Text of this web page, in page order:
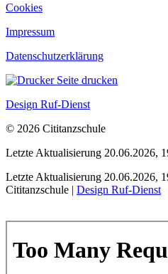
Cookies
Impressum
Datenschutzerklärung
Seite drucken
Design Ruf-Dienst
© 2026 Cititanzschule
Letzte Aktualisierung 20.06.2026,
Letzte Aktualisierung 20.06.2026,
Cititanzschule | Design Ruf-Dienst